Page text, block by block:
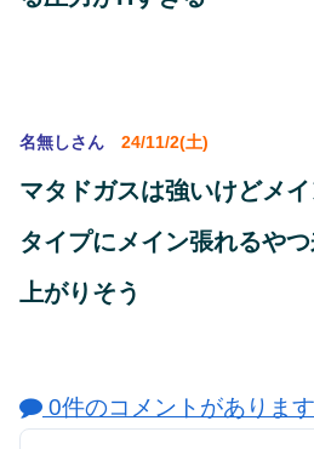
名無しさん 24/11/2(土)
マタドガスは強いけどメ
タイプにメイン張れるや
上がりそう
0件のコメントがあります